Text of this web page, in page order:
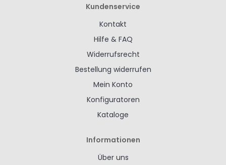
Kundenservice
Kontakt
Hilfe & FAQ
Widerrufsrecht
Bestellung widerrufen
Mein Konto
Konfiguratoren
Kataloge
Informationen
Über uns